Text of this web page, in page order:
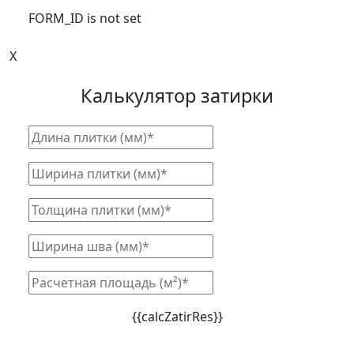
FORM_ID is not set
X
Калькулятор затирки
{{calcZatirRes}}